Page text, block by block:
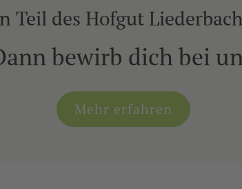
Teil des Hofgut
bewirb dich bei
Mehr erfahren